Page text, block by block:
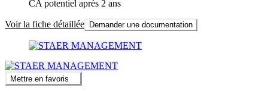
CA potentiel après 2 ans
Voir la fiche détaillée Demander une documentation
Mettre en favoris